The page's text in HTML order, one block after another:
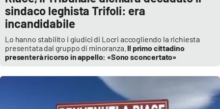
sindaco leghista Trifoli: era
incandidabile
Lo hanno stabilito i giudici di Locri accogliendo la richiesta
presentata dal gruppo di minoranza. Il primo cittadino
presenterà ricorso in appello: «Sono sconcertato»